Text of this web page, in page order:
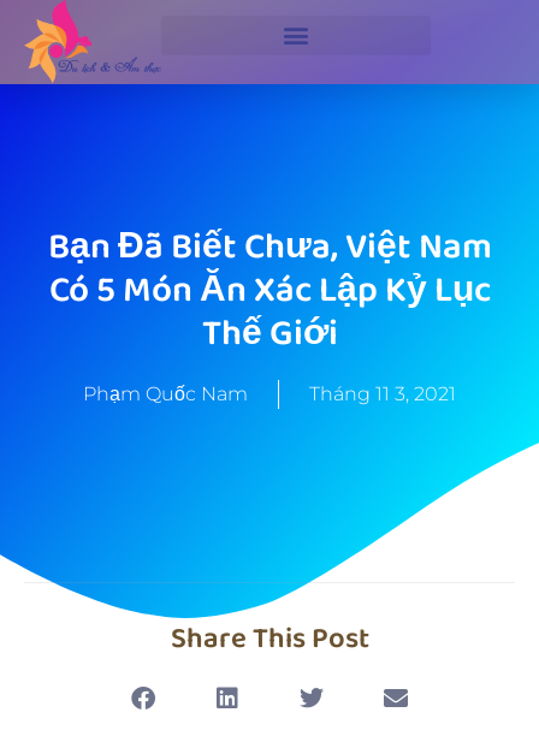
Bạn Đã Biết Chưa, Việt Nam
Có 5 Món Ăn Xác Lập Kỷ Lục
Thế Giới
Phạm Quốc Nam Tháng 11 3, 2021
Share This Post